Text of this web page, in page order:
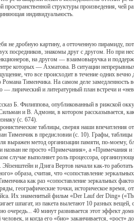
структуры произведения,
индивидуальность.
дробную картину, а отточенную пирамиду,
посредников, знакомы друг с другом. Но при
на другом — взаимовыручка и
которых — Ахматова. В ситуации
что все происходит в течение одних
Тименчика. На самом деле замедленность
— лирический и литературный план встречи и
Б. Филиппова, опубликованный в рижской
и В. Адмони, в котором рассказывается,
(с. 674).
таблицы, сверяя наши впечатления
Тименчик в предисловии (с. 10). Графы,
выражен метод организации памяти, по-
назван не просто «Примечания», а
случае выполняет роль процессора,
и Дзига Вертов начали как-то работать
образа, считая, что «сопоставление
как раз «сопоставление зеркальных
географические точки, историческое время,
знаменитый фильм «Der Lauf der Ding»
шпагат, из пакета вылетают 10 разных
очередь... 40 минут развивается этот эффект
и когда его «био» заканчивается, «рост»